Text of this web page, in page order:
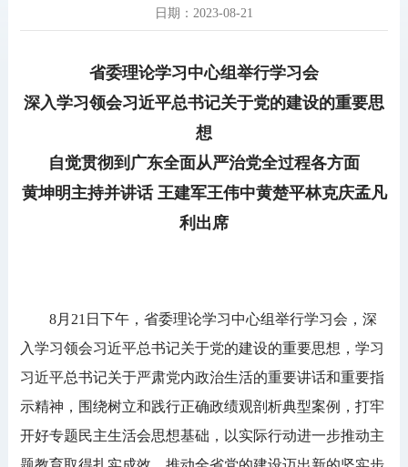
日期：2023-08-21
省委理论学习中心组举行学习会
深入学习领会习近平总书记关于党的建设的重要思
想
自觉贯彻到广东全面从严治党全过程各方面
黄坤明主持并讲话 王建军王伟中黄楚平林克庆孟凡
利出席
8月21日下午，省委理论学习中心组举行学习会，深
入学习领会习近平总书记关于党的建设的重要思想，学习
习近平总书记关于严肃党内政治生活的重要讲话和重要指
示精神，围绕树立和践行正确政绩观剖析典型案例，打牢
开好专题民主生活会思想基础，以实际行动进一步推动主